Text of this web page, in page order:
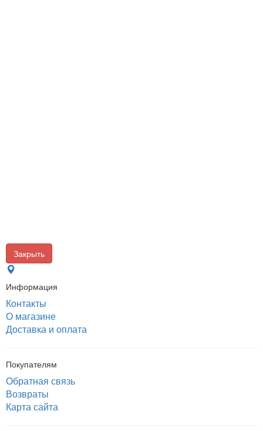
Закрыть
Информация
Контакты
О магазине
Доставка и оплата
Покупателям
Обратная связь
Возвраты
Карта сайта